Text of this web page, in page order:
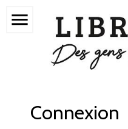
menu
Connexion